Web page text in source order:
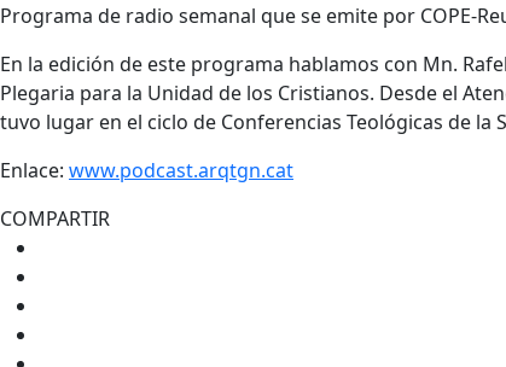
Programa de radio semanal que se emite por COPE-
En la edición de este programa hablamos con Mn.
Plegaria para la Unidad de los Cristianos. Desde el
tuvo lugar en el ciclo de Conferencias Teológicas de la
Enlace: www.podcast.arqtgn.cat
COMPARTIR